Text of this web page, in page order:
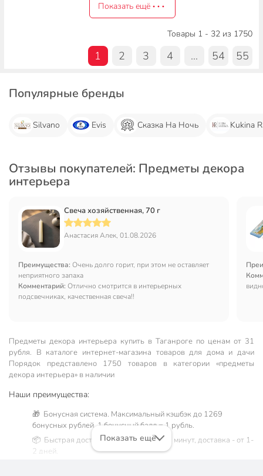
Показать ещё
Товары 1 - 32 из 1750
1 2 3 4 ... 54 55
Популярные бренды
Silvano Evis Сказка На Ночь Kukina
Отзывы покупателей: Предметы декора
интерьера
Свеча хозяйственная, 70 г
Анастасия Алек, 01.08.2026
Преимущества: Очень долго горит, при этом не оставляет
неприятного запаха
Комментарий: Отлично смотрится в интерьерных
подсвечниках, качественная свеча!!
Предметы декора интерьера купить в Таганроге по ценам от 31
рубля. В каталоге интернет-магазина товаров для дома и дачи
Порядок представлено 1750 товаров в категории «предметы
декора интерьера» в наличии
Наши преимущества:
🎁 Бонусная система. Максимальный кэшбэк до 1269
бонусных рублей, 1 бонусный балл = 1 рубль.
📦 Быстрая доставка. Самовывоз от 60 минут, доставка - от 1-
2 дней.
Показать ещё